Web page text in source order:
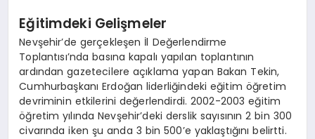
Eğitimdeki Gelişmeler
Nevşehir’de gerçekleşen İl Değerlendirme
Toplantısı’nda basına kapalı yapılan toplantının
ardından gazetecilere açıklama yapan Bakan Tekin,
Cumhurbaşkanı Erdoğan liderliğindeki eğitim öğretim
devriminin etkilerini değerlendirdi. 2002-2003 eğitim
öğretim yılında Nevşehir’deki derslik sayısının 2 bin 300
civarında iken şu anda 3 bin 500’e yaklaştığını belirtti.